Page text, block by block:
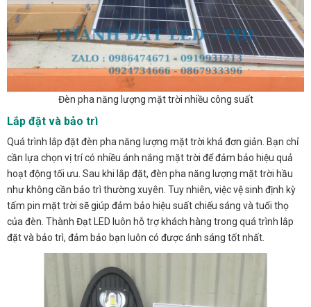
Đèn pha năng lượng mặt trời nhiều công suất
Lắp đặt và bảo trì
Quá trình lắp đặt đèn pha năng lượng mặt trời khá đơn giản. Bạn chỉ
cần lựa chọn vị trí có nhiều ánh nắng mặt trời để đảm bảo hiệu quả
hoạt động tối ưu. Sau khi lắp đặt, đèn pha năng lượng mặt trời hầu
như không cần bảo trì thường xuyên. Tuy nhiên, việc vệ sinh định kỳ
tấm pin mặt trời sẽ giúp đảm bảo hiệu suất chiếu sáng và tuổi thọ
của đèn. Thành Đạt LED luôn hỗ trợ khách hàng trong quá trình lắp
đặt và bảo trì, đảm bảo bạn luôn có được ánh sáng tốt nhất.